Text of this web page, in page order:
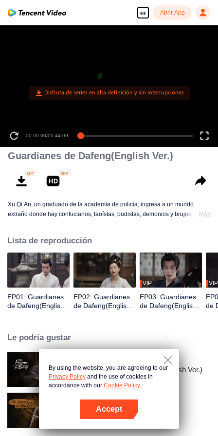
es Abrir App
Disfruta de series en alta definición y sin interrupciones
00:00:00/00:44:09
Guardianes de Dafeng(English Ver.)
Xu Qi An, un graduado de la academia de policía, ingresa a un mundo
extraño donde hay confucianos, taoístas, budistas, demonios y brujos.
organización de guardianes para cambiar su destino y así convertirse en un
Guardián.
Más
Lista de reproducción
EP01: Guardianes
de Dafeng(English
EP02: Guardianes
de Dafeng(English
VIP
EP03: Guardianes
de Dafeng(English
VIP
de
Le podría gustar
El Prisionero de la Belleza (English Ver.)
La leyenda de ShenLi
By using the website, you are agreeing to our
Privacy Policy and the use of cookies in
accordance with our Cookie Policy.
Accept